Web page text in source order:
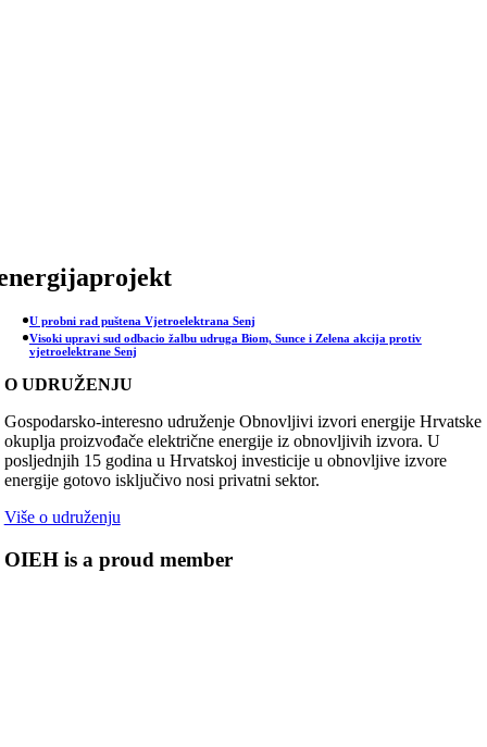
U probni rad puštena Vjetroelektrana Senj
Visoki upravi sud odbacio žalbu udruga Biom, Sunce i Zelena akcija protiv
vjetroelektrane Senj
O UDRUŽENJU
Gospodarsko-interesno udruženje Obnovljivi izvori energije Hrvatske
okuplja proizvođače električne energije iz obnovljivih izvora. U
posljednjih 15 godina u Hrvatskoj investicije u obnovljive izvore
energije gotovo isključivo nosi privatni sektor.
Više o udruženju
OIEH is a proud member